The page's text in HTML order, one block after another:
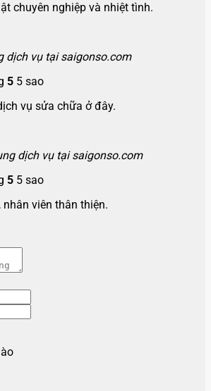
chuyên nghiệp và nhiệt tình.
dịch vụ tại saigonso.com
5 5 sao
vụ sửa chữa ở đây.
dịch vụ tại saigonso.com
5 5 sao
nhân viên thân thiện.